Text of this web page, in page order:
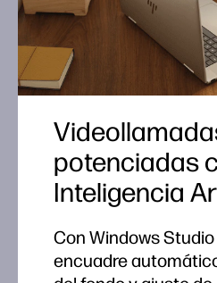
potenciadas
Inteligencia
Con Windows
encuadre
potenciadas
Inteligencia
Con Windows
encuadre